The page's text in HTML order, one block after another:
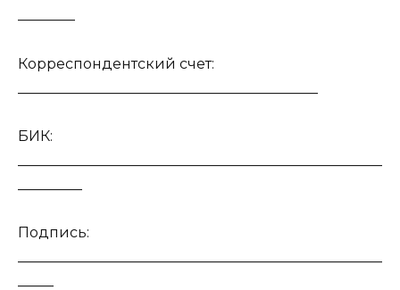
Корреспондентский счет:
БИК:
Подпись: